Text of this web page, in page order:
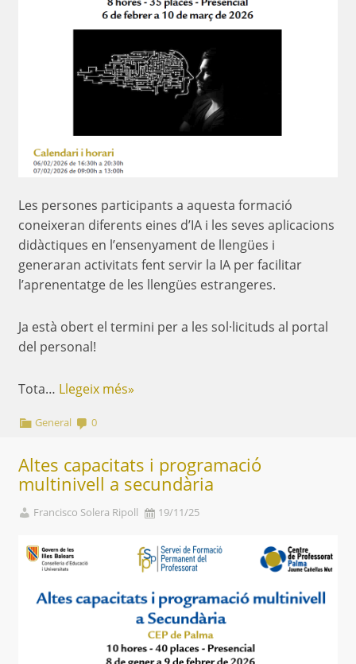
Les persones participants a aquesta formació
coneixeran diferents eines d’IA i les seves aplicacions
didàctiques en l’ensenyament de llengües i
generaran activitats fent servir la IA per facilitar
l’aprenentatge de les llengües estrangeres.
Ja està obert el termini per a les sol·licituds al portal
del personal!
Tota… Llegeix més»
General 0
Altes capacitats i programació
multinivell a secundària
Francisco Solera Ripoll 19/11/25